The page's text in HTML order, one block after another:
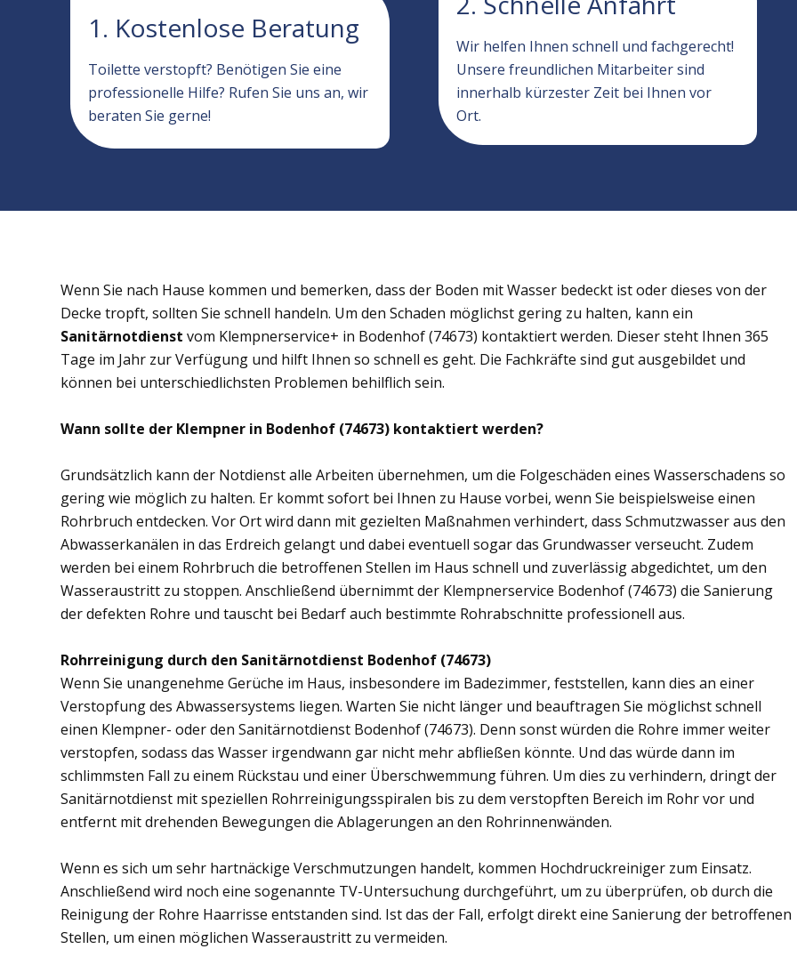
1. Kostenlose Beratung
Toilette verstopft? Benötigen Sie eine
professionelle Hilfe? Rufen Sie uns an, wir
beraten Sie gerne!
Wir helfen Ihnen schnell und fachgerecht!
Unsere freundlichen Mitarbeiter sind
innerhalb kürzester Zeit bei Ihnen vor
Ort.
Wenn Sie nach Hause kommen und bemerken, dass der Boden mit Wasser bedeckt ist oder dieses von der
Decke tropft, sollten Sie schnell handeln. Um den Schaden möglichst gering zu halten, kann ein
Sanitärnotdienst vom Klempnerservice+ in Bodenhof (74673) kontaktiert werden. Dieser steht Ihnen 365
Tage im Jahr zur Verfügung und hilft Ihnen so schnell es geht. Die Fachkräfte sind gut ausgebildet und
können bei unterschiedlichsten Problemen behilflich sein.
Wann sollte der Klempner in Bodenhof (74673) kontaktiert werden?
Grundsätzlich kann der Notdienst alle Arbeiten übernehmen, um die Folgeschäden eines Wasserschadens so
gering wie möglich zu halten. Er kommt sofort bei Ihnen zu Hause vorbei, wenn Sie beispielsweise einen
Rohrbruch entdecken. Vor Ort wird dann mit gezielten Maßnahmen verhindert, dass Schmutzwasser aus den
Abwasserkanälen in das Erdreich gelangt und dabei eventuell sogar das Grundwasser verseucht. Zudem
werden bei einem Rohrbruch die betroffenen Stellen im Haus schnell und zuverlässig abgedichtet, um den
Wasseraustritt zu stoppen. Anschließend übernimmt der Klempnerservice Bodenhof (74673) die Sanierung
der defekten Rohre und tauscht bei Bedarf auch bestimmte Rohrabschnitte professionell aus.
Rohrreinigung durch den Sanitärnotdienst Bodenhof (74673)
Wenn Sie unangenehme Gerüche im Haus, insbesondere im Badezimmer, feststellen, kann dies an einer
Verstopfung des Abwassersystems liegen. Warten Sie nicht länger und beauftragen Sie möglichst schnell
einen Klempner- oder den Sanitärnotdienst Bodenhof (74673). Denn sonst würden die Rohre immer weiter
verstopfen, sodass das Wasser irgendwann gar nicht mehr abfließen könnte. Und das würde dann im
schlimmsten Fall zu einem Rückstau und einer Überschwemmung führen. Um dies zu verhindern, dringt der
Sanitärnotdienst mit speziellen Rohrreinigungsspiralen bis zu dem verstopften Bereich im Rohr vor und
entfernt mit drehenden Bewegungen die Ablagerungen an den Rohrinnenwänden.
Wenn es sich um sehr hartnäckige Verschmutzungen handelt, kommen Hochdruckreiniger zum Einsatz.
Anschließend wird noch eine sogenannte TV-Untersuchung durchgeführt, um zu überprüfen, ob durch die
Reinigung der Rohre Haarrisse entstanden sind. Ist das der Fall, erfolgt direkt eine Sanierung der betroffenen
Stellen, um einen möglichen Wasseraustritt zu vermeiden.